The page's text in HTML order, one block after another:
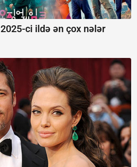
2025-ci ildə ən çox nələr